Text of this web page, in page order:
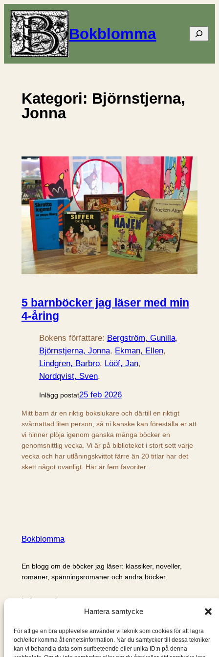
Hantera samtycke
För att ge en bra upplevelse använder vi teknik som cookies för att lagra
och/eller komma åt enhetsinformation. När du samtycker till dessa tekniker
kan vi behandla data som surfbeteende eller unika ID:n på denna
Hoppa
till
innehåll
Bokblomma Sök
Kategori: Björnstjerna,
Jonna
5 barnböcker jag läser med min
4-åring
Bokens författare: Bergström, Gunilla
Björnstjerna, Jonna, Ekman, Ellen
Lindgren, Barbro, Lööf, Jan
Nordqvist, Sven.
Inlägg postat25 feb 2026
Mitt barn är en riktig bokslukare och därtill en riktigt
svårnattad liten person, så ni kanske kan föreställa er att
vi hinner plöja igenom ganska många böcker en
genomsnittlig vecka. Vi är på biblioteket i stort sett varje
vecka och har utlåningskvittot färre än 20 titlar har det
skett något ovanligt. Här är fem favoriter…
Bokblomma
En blogg om de böcker jag läser: klassiker, noveller,
romaner, spänningsromaner och andra böcker.
Information
Om mig & om bloggen
S
ö